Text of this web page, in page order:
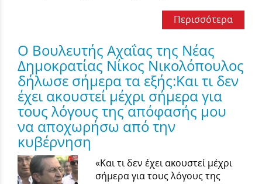
Περισσότερα
Ο Βουλευτής Αχαΐας της Νέας
Δημοκρατίας Νίκος Νικολόπουλος
δήλωσε σήμερα τα εξής:Και τι δεν
έχει ακουστεί μέχρι σήμερα για
τους λόγους της απόφασής μου
να αποχωρήσω από την
κυβέρνηση
«Και τι δεν έχει ακουστεί μέχρι
σήμερα για τους λόγους της